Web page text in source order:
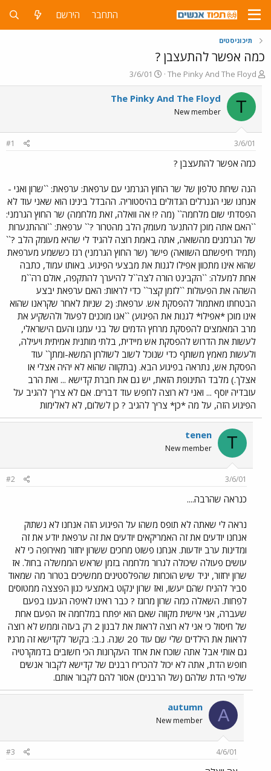
התחבר הירשם
תיכוניסטים
כמה אפשר להתעצבן ?
פ
ו
ת
ח
ה
ש
א
The Pinky And The Floyd
פ
ו
ר
ס
3/6/01
T
The Pinky And The Floyd
New member
3/6/01
#1
כמה אפשר להתעצבן ?
הנה שיחת טלפון של שר החוץ הגרמני עם ערפאת: ערפאת: ``שרון ואני -
אנחנו שני הגנרלים הגדולים בהיסטוריה. ההבדל בינינו הוא שאני עוד לא
הפסדתי שום מלחמה`` (מה ?! אה וואלה, זאת מלחמה) שר החוץ הגרמני:
``האם אתה מוכן להתנער מעומק הלב מהטרור ?`` ערפאת: ``וההתנערות
של הגרמנים מהשואה, אתה באמת רוצה להגיד לי שהיא מעומק הלב ?``
(תמיד חיפשתם השוואה) פישר (שר החוץ הגרמני) רגז כששמע מערפאת
שהוא אינו מתכוון אפילו לגנות את מבצעי הפיגוע. באותו עמוד, כתבה
אחת למעלה: ``הקבינט הורה לצה``ל להיערך להתקפה, אולם רה``מ
השהה את הפעולות ``לזמן קצר`` כדי לראות: האם ערפאת יבצע
הבטחתו מאתמול להפסקת אש. ערפאת: (2 שניות לאחר שקראנו שהוא
אינו מוכן *אפילו* לגנות את הפיגוע) ``אנו מוכנים לפעול ולהשקיע את
מרב המאמצים להפסקת מרחץ הדמים של בני עמנו והעם הישראלי,
לעשות את הדרוש להפסקת אש מיידית, בלתי מותנית אמיתית ויעילה,
ולעשות מאמץ משותף כדי שנוכל לשוב לשולחן המשא-ומתן`` עוד
הפסקת אש, נתראה בפיגוע הבא. (בתקווה שהוא לא יהיה אצלי או
אצלך.) מלבד התינופת הזאת, יש גם את חברת קדישא ... ואת הרב
עובדיה יוסף ... ואני לא רוצה לחפש עוד דברים. אם לא צריך להגיב על
הפיגוע הזה, על מה *כן* צריך להגיב ? כן לשלום, לא לאלימות
T
tenen
New member
3/6/01
#2
כנראה שהרבה....
נראה לי שאתה לא תופס משהו על הפיגוע הזה אנחנו לא נשתוק
אנחנו יודעים את זה האמריקאים יודעים את זה ערפאת יודע את זה
ומדינות ערב יודעות. אנחנו פשוט מחכים ששרון יחזור מאירופה כי לא
עושים פעולה שיכולה לגרור מלחמה בזמן שראש הממשלה בחול. אז
שרון יחזור, יגיד שיש הוכחות שהפלסטינים ממשיכים בטרור מה שמאוד
סביר להניח שהם יעשו, ואז שרון ינקוט באמצעי כגון הפצצה ממטוסים
לפחות. השאלה כמה שרון מרוגז ? כבר ראינו לאיפה הגענו בפעם
שעברה, אני אישית מקווה שאם הוא יפתח במלחמה אז הפעם אחת
של חיסול כי אני לא רוצה לראות את לבנון 2 רק בעזה וממש לא רוצה
לראות את הילדים שלי שם עוד 20 שנה. נ.ב: בקשר לקדישא זה מרגיז
גם אותי אבל אתה שוכח את אחד העקרונות הכי חשובים בדמוקרטיה
חופש הדת, אתה לא יכול להכריח רבנים של קדישא לקבור אנשים
שלפי הדת שלהם (של הרבנים) אסור להם לקבור אותם.
A
autumn
New member
4/6/01
#3